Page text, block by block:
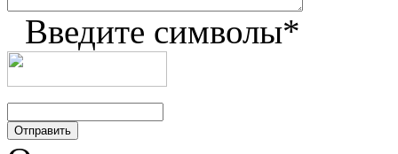
Введите символы*